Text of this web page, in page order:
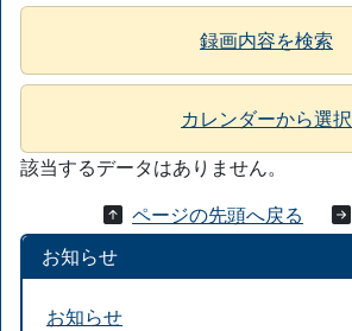
録画内容を検索
カレンダーから選択
該当するデータはありません。
ページの先頭へ戻る
お知らせ
お知らせ